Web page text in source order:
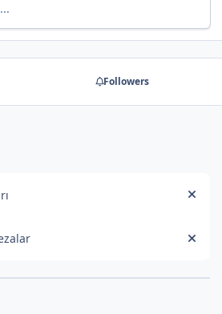
Followers
Hide
Hide